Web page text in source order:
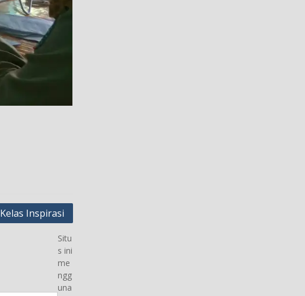
Kelas Inspirasi
Situ
s ini
me
ngg
una